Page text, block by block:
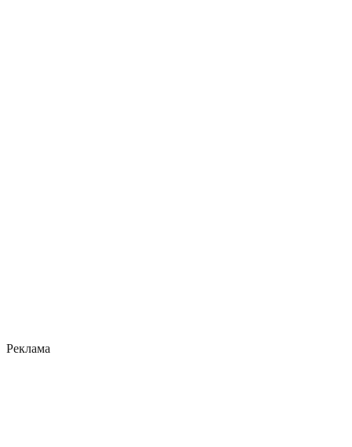
Реклама